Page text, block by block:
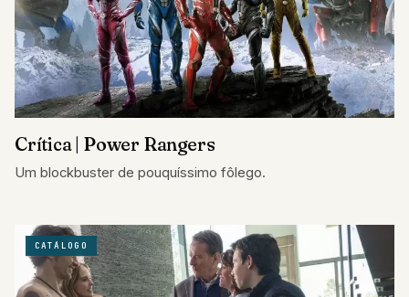
Crítica | Power Rangers
Um blockbuster de pouquíssimo fôlego.
CATÁLOGO